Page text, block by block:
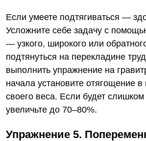
Если умеете подтягиваться —
Усложните себе задачу с
— узкого, широкого или
подтянуться на перекладине
выполнить упражнение на
начала установите отягощение в
своего веса. Если будет
увеличьте до 70–80%.
Упражнение 5.